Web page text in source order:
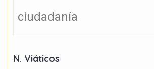
ciudadanía
N. Viáticos